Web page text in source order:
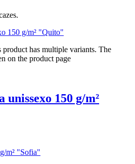
product has multiple variants. The
on the product page
150 g/m²